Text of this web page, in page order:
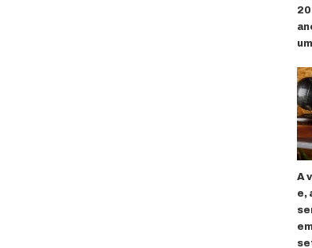
A
e,